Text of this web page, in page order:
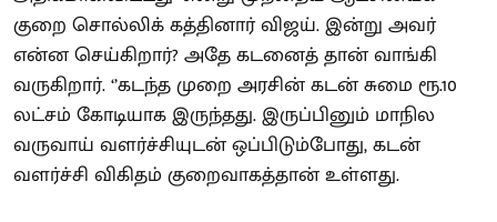
குறை சொல்லிக் கத்தினார் விஜய். இன்று அவர்
என்ன செய்கிறார்? அதே கடனைத் தான் வாங்கி
வருகிறார். ‘’கடந்த முறை அரசின் கடன் சுமை ரூ.10
லட்சம் கோடியாக இருந்தது. இருப்பினும் மாநில
வருவாய் வளர்ச்சியுடன் ஒப்பிடும்போது, கடன்
வளர்ச்சி விகிதம் குறைவாகத்தான் உள்ளது.